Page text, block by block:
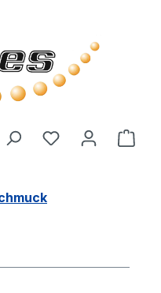
Du hast 0